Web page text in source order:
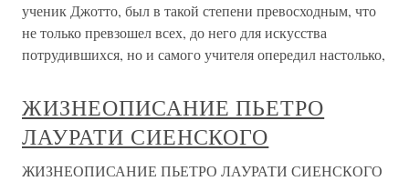
ученик Джотто, был в такой степени превосходным, что
не только превзошел всех, до него для искусства
потрудившихся, но и самого учителя опередил настолько,
ЖИЗНЕОПИСАНИЕ ПЬЕТРО
ЛАУРАТИ СИЕНСКОГО
ЖИЗНЕОПИСАНИЕ ПЬЕТРО ЛАУРАТИ СИЕНСКОГО